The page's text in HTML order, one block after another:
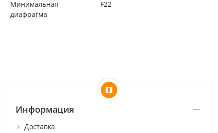
Минимальная
диафрагма
F22
Информация
Доставка